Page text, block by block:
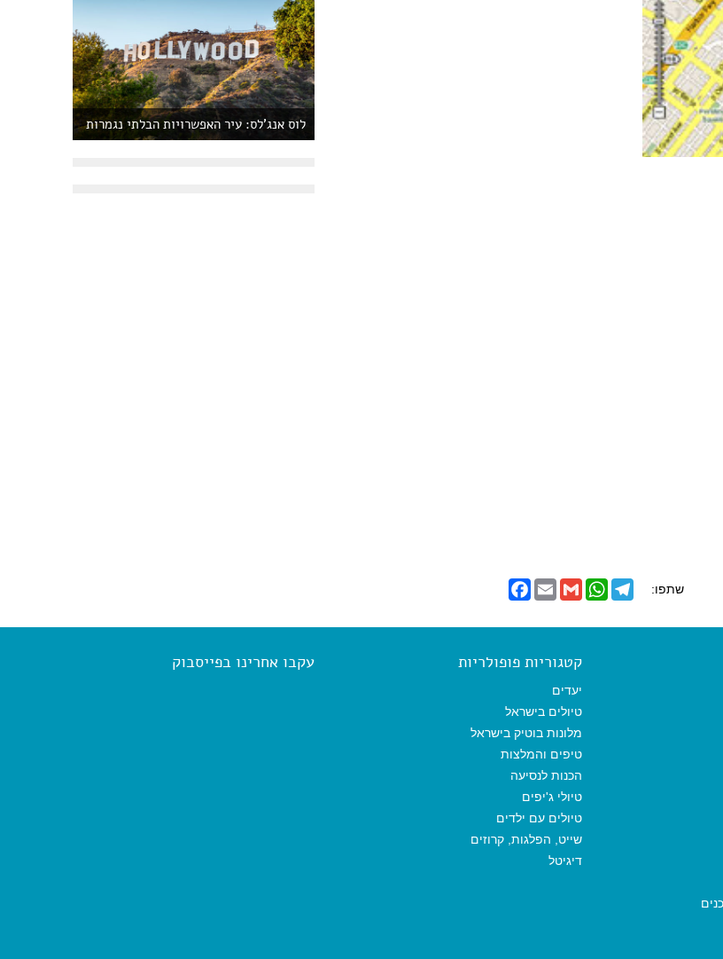
לוס אנג'לס: עיר האפשרויות הבלתי נגמרות
שתפו:
F
a
e
o
o
E
m
i
G
m
i
W
h
t
T
e
e
קטגוריות פופולריות
יעדים
טיולים בישראל
מלונות בוטיק בישראל
טיפים והמלצות
הכנות לנסיעה
טיולי ג'יפים
טיולים עם ילדים
שייט, הפלגות, קרוזים
דיגיטל
עקבו אחרינו בפייסבוק